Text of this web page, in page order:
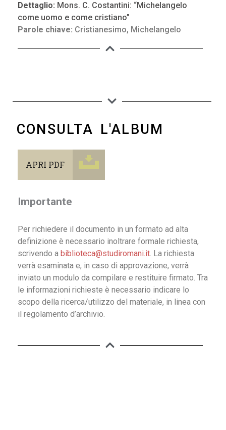
Dettaglio: Mons. C. Costantini: “Michelangelo
come uomo e come cristiano”
Parole chiave: Cristianesimo, Michelangelo
CONSULTA L'ALBUM
APRI PDF
Importante
Per richiedere il documento in un formato ad alta
definizione è necessario inoltrare formale richiesta,
scrivendo a biblioteca@studiromani.it. La richiesta
verrà esaminata e, in caso di approvazione, verrà
inviato un modulo da compilare e restituire firmato. Tra
le informazioni richieste è necessario indicare lo
scopo della ricerca/utilizzo del materiale, in linea con
il regolamento d’archivio.